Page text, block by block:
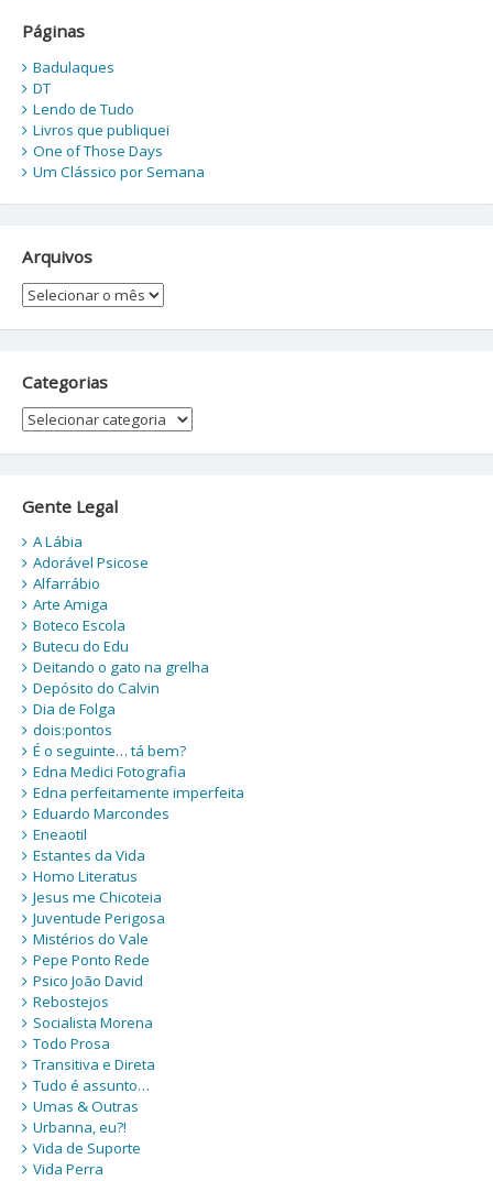
Páginas
Badulaques
DT
Lendo de Tudo
Livros que publiquei
One of Those Days
Um Clássico por Semana
Arquivos
Arquivos
Categorias
Categorias
Gente Legal
A Lábia
Adorável Psicose
Alfarrábio
Arte Amiga
Boteco Escola
Butecu do Edu
Deitando o gato na grelha
Depósito do Calvin
Dia de Folga
dois:pontos
É o seguinte… tá bem?
Edna Medici Fotografia
Edna perfeitamente imperfeita
Eduardo Marcondes
Eneaotil
Estantes da Vida
Homo Literatus
Jesus me Chicoteia
Juventude Perigosa
Mistérios do Vale
Pepe Ponto Rede
Psico João David
Rebostejos
Socialista Morena
Todo Prosa
Transitiva e Direta
Tudo é assunto…
Umas & Outras
Urbanna, eu?!
Vida de Suporte
Vida Perra